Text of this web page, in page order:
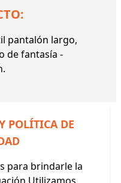
pantalón largo,
de fantasía -
POLÍTICA DE
para brindarle la